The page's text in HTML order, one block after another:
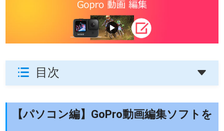
目次
【パソコン編】GoPro動画編集ソフトを